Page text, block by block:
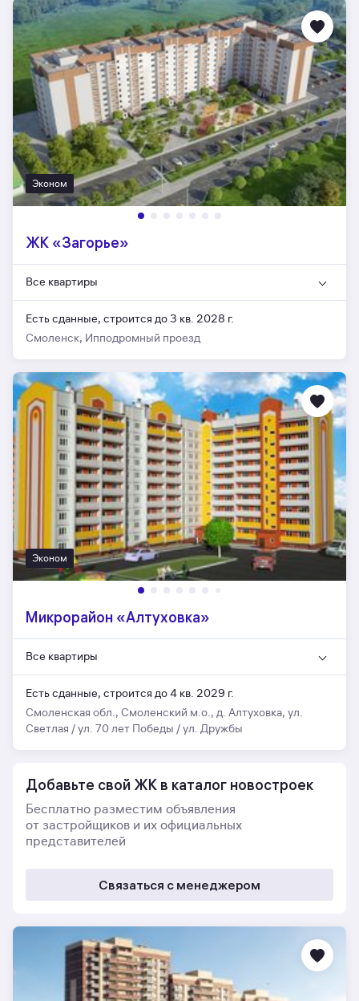
Эконом
ЖК «Загорье»
Все квартиры
Есть сданные, строится до 3 кв. 2028 г.
Смоленск, Ипподромный проезд
Эконом
Микрорайон «Алтуховка»
Все квартиры
Есть сданные, строится до 4 кв. 2029 г.
Смоленская обл., Смоленский м.о., д. Алтуховка, ул.
Светлая / ул. 70 лет Победы / ул. Дружбы
Добавьте свой ЖК в каталог новостроек
Бесплатно разместим объявления
от застройщиков и их официальных
представителей
Связаться с менеджером